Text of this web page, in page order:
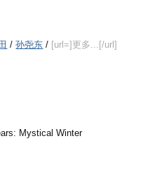
/孙尧东 / [url=]更多...[/url]
Mystical Winter